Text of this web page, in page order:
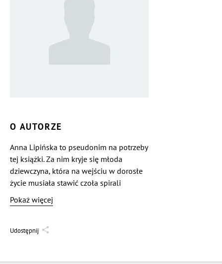
O AUTORZE
Anna Lipińska to pseudonim na potrzeby
tej książki. Za nim kryje się młoda
dziewczyna, która na wejściu w dorosłe
życie musiała stawić czoła spirali
zadłużenia.
Pokaż więcej
Udostępnij